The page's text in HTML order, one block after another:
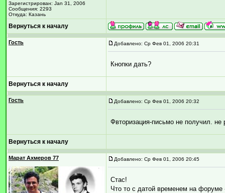
Зарегистрирован: Jan 31, 2006
Сообщения: 2293
Откуда: Казань
Вернуться к началу
Гость Добавлено: Ср Фев 01, 2006 20:31
Кнопки дать?
Вернуться к началу
Гость Добавлено: Ср Фев 01, 2006 20:32
Фвторизация-письмо не получил. не
Вернуться к началу
Марат Ахмеров 77 Добавлено: Ср Фев 01, 2006 20:45
Стас!
Что то с датой временем на форуме